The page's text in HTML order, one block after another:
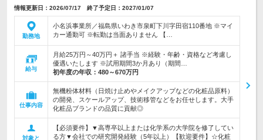
情報更新日：2026/07/17 終了予定日：2027/01/07
勤務地
小名浜事業所／福島県いわき市泉町下川字田宿110番地 ※マイ
カー通勤可 ※転勤は当面ありません 【…
給与
月給25万円～40万円＋ 諸手当 ※経験・年齢・資格など考慮し
優遇いたします ※試用期間3か月あり（期間…
初年度の年収： 480～670万円
仕事内容
無機粉体材料（日焼け止めやメイクアップなどの化粧品原料）
の開発、スケールアップ、技術移管などをお任せします。大手
化粧品ブランドの品質に貢献◎
対象と
【必須要件】▼高専卒以上または化学系の大学院を修了してい
る方▼会社での研究開発経験（5年以上）【歓迎要件】☆化粧